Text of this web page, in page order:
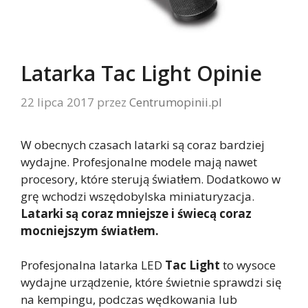
Latarka Tac Light Opinie
22 lipca 2017 przez Centrumopinii.pl
W obecnych czasach latarki są coraz bardziej
wydajne. Profesjonalne modele mają nawet
procesory, które sterują światłem. Dodatkowo w
grę wchodzi wszędobylska miniaturyzacja.
Latarki są coraz mniejsze i świecą coraz
mocniejszym światłem.
Profesjonalna latarka LED Tac Light to wysoce
wydajne urządzenie, które świetnie sprawdzi się
na kempingu, podczas wędkowania lub